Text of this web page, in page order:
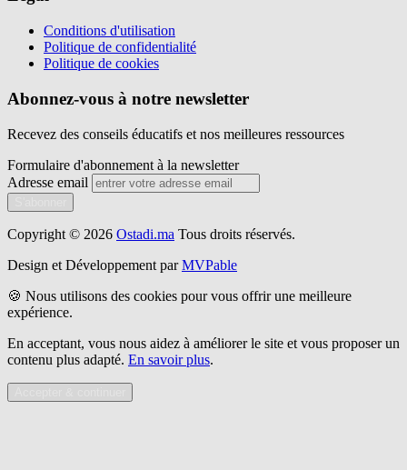
Conditions d'utilisation
Politique de confidentialité
Politique de cookies
Abonnez-vous à notre newsletter
Recevez des conseils éducatifs et nos meilleures ressources
Formulaire d'abonnement à la newsletter
Adresse email
Copyright © 2026 Ostadi.ma Tous droits réservés.
Design et Développement par MVPable
🍪 Nous utilisons des cookies pour vous offrir une meilleure
expérience.
En acceptant, vous nous aidez à améliorer le site et vous proposer un
contenu plus adapté. En savoir plus.